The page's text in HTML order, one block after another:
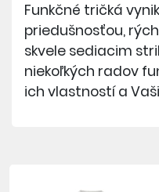
Funkčné tričká
priedušnosťou,
skvele sediacim
niekoľkých radov
ich vlastností a